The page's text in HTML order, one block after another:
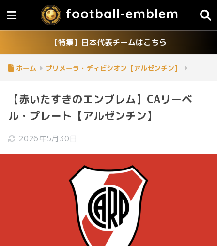
football-emblem
【特集】日本代表チームはこちら
ホーム プリメーラ・ディビシオン【アルゼンチン】
【赤いたすきのエンブレム】CAリーベ
ル・プレート【アルゼンチン】
2026年5月30日